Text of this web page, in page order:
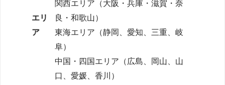
エリ
ア
関西エリア（大阪・兵庫・滋賀・奈
良・和歌山）
東海エリア（静岡、愛知、三重、岐
阜）
中国・四国エリア（広島、岡山、山
口、愛媛、香川）